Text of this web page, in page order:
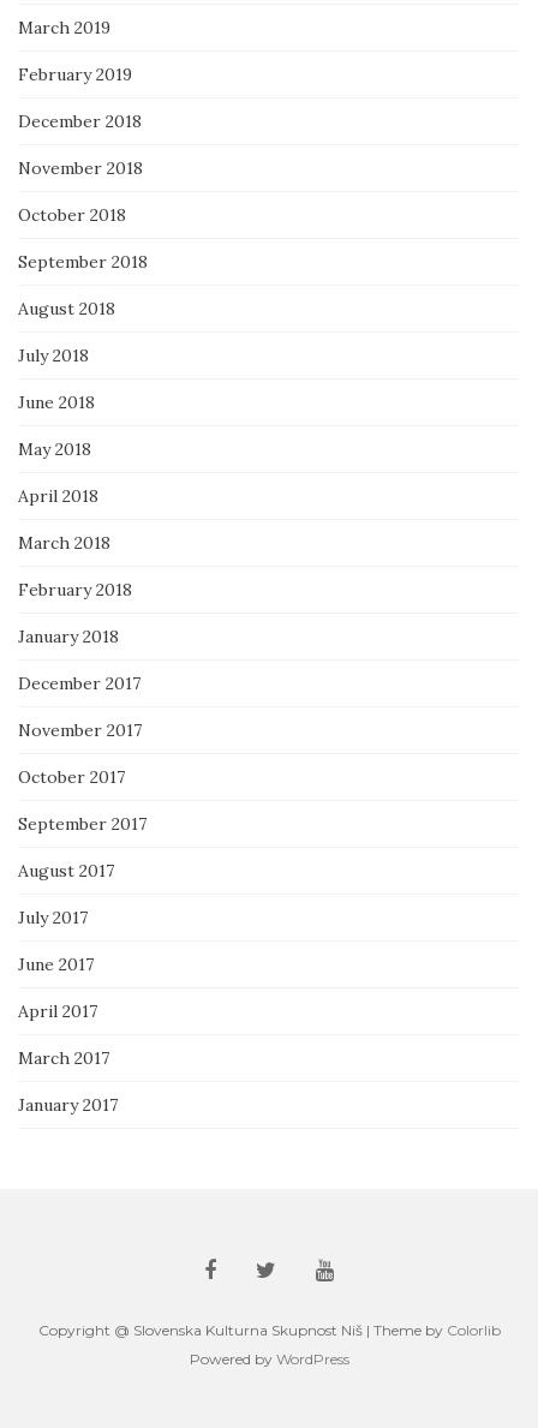
March 2019
February 2019
December 2018
November 2018
October 2018
September 2018
August 2018
July 2018
June 2018
May 2018
April 2018
March 2018
February 2018
January 2018
December 2017
November 2017
October 2017
September 2017
August 2017
July 2017
June 2017
April 2017
March 2017
January 2017
Copyright @ Slovenska Kulturna Skupnost Niš | Theme by Colorlib
Powered by WordPress